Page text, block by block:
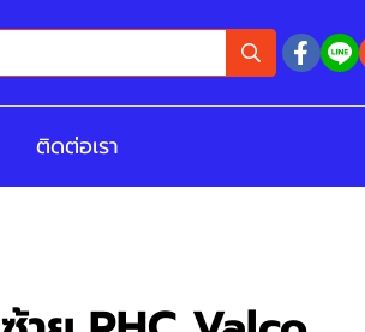
ติดต่อเรา